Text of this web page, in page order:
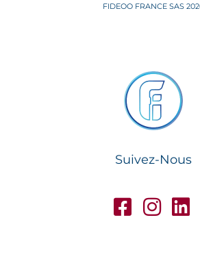
FIDEOO FRANCE SAS
Suivez-Nous